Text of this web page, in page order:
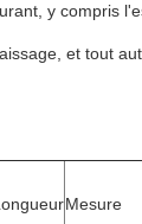
y compris
et tout
Mesure